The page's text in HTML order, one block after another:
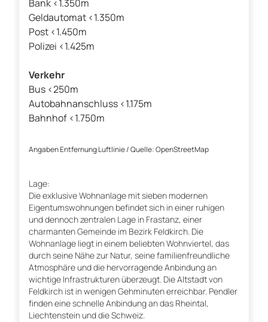
Bank <1.350m
Geldautomat <1.350m
Post <1.450m
Polizei <1.425m
Verkehr
Bus <250m
Autobahnanschluss <1.175m
Bahnhof <1.750m
Angaben Entfernung Luftlinie / Quelle: OpenStreetMap
Lage:
Die exklusive Wohnanlage mit sieben modernen
Eigentumswohnungen befindet sich in einer ruhigen
und dennoch zentralen Lage in Frastanz, einer
charmanten Gemeinde im Bezirk Feldkirch. Die
Wohnanlage liegt in einem beliebten Wohnviertel, das
durch seine Nähe zur Natur, seine familienfreundliche
Atmosphäre und die hervorragende Anbindung an
wichtige Infrastrukturen überzeugt. Die Altstadt von
Feldkirch ist in wenigen Gehminuten erreichbar. Pendler
finden eine schnelle Anbindung an das Rheintal,
Liechtenstein und die Schweiz.